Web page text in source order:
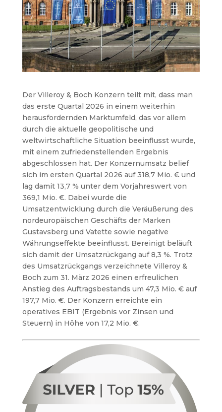
Der Villeroy & Boch Konzern teilt mit, dass man
das erste Quartal 2026 in einem weiterhin
herausfordernden Marktumfeld, das vor allem
durch die aktuelle geopolitische und
weltwirtschaftliche Situation beeinflusst wurde,
mit einem zufriedenstellenden Ergebnis
abgeschlossen hat. Der Konzernumsatz belief
sich im ersten Quartal 2026 auf 318,7 Mio. € und
lag damit 13,7 % unter dem Vorjahreswert von
369,1 Mio. €. Dabei wurde die
Umsatzentwicklung durch die Veräußerung des
nordeuropäischen Geschäfts der Marken
Gustavsberg und Vatette sowie negative
Währungseffekte beeinflusst. Bereinigt beläuft
sich damit der Umsatzrückgang auf 8,3 %. Trotz
des Umsatzrückgangs verzeichnete Villeroy &
Boch zum 31. März 2026 einen erfreulichen
Anstieg des Auftragsbestands um 47,3 Mio. € auf
197,7 Mio. €. Der Konzern erreichte ein
operatives EBIT (Ergebnis vor Zinsen und
Steuern) in Höhe von 17,2 Mio. €.